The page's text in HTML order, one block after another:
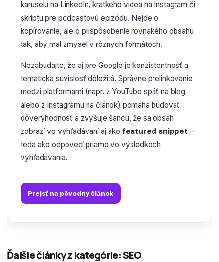
karuselu na LinkedIn, krátkeho videa na Instagram či
skriptu pre podcastovú epizódu. Nejde o
kopírovanie, ale o prispôsobenie rovnakého obsahu
tak, aby mal zmysel v rôznych formátoch.
Nezabúdajte, že aj pre Google je konzistentnosť a
tematická súvislosť dôležitá. Správne prelinkovanie
medzi platformami (napr. z YouTube späť na blog
alebo z Instagramu na článok) pomáha budovať
dôveryhodnosť a zvyšuje šancu, že sa obsah
zobrazí vo vyhľadávaní aj ako featured snippet–
teda ako odpoveď priamo vo výsledkoch
vyhľadávania.
Prejsť na pôvodný článok
Ďalšie články z kategórie: SEO